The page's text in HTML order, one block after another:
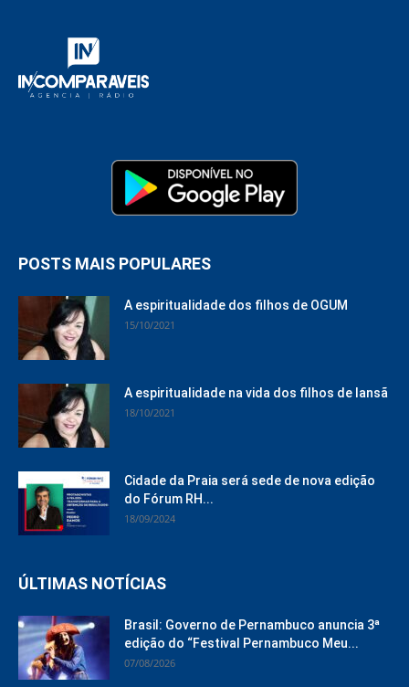
POSTS MAIS POPULARES
A espiritualidade dos filhos de OGUM
15/10/2021
A espiritualidade na vida dos filhos de Iansã
18/10/2021
Cidade da Praia será sede de nova edição
do Fórum RH...
18/09/2024
ÚLTIMAS NOTÍCIAS
Brasil: Governo de Pernambuco anuncia 3ª
edição do “Festival Pernambuco Meu...
07/08/2026